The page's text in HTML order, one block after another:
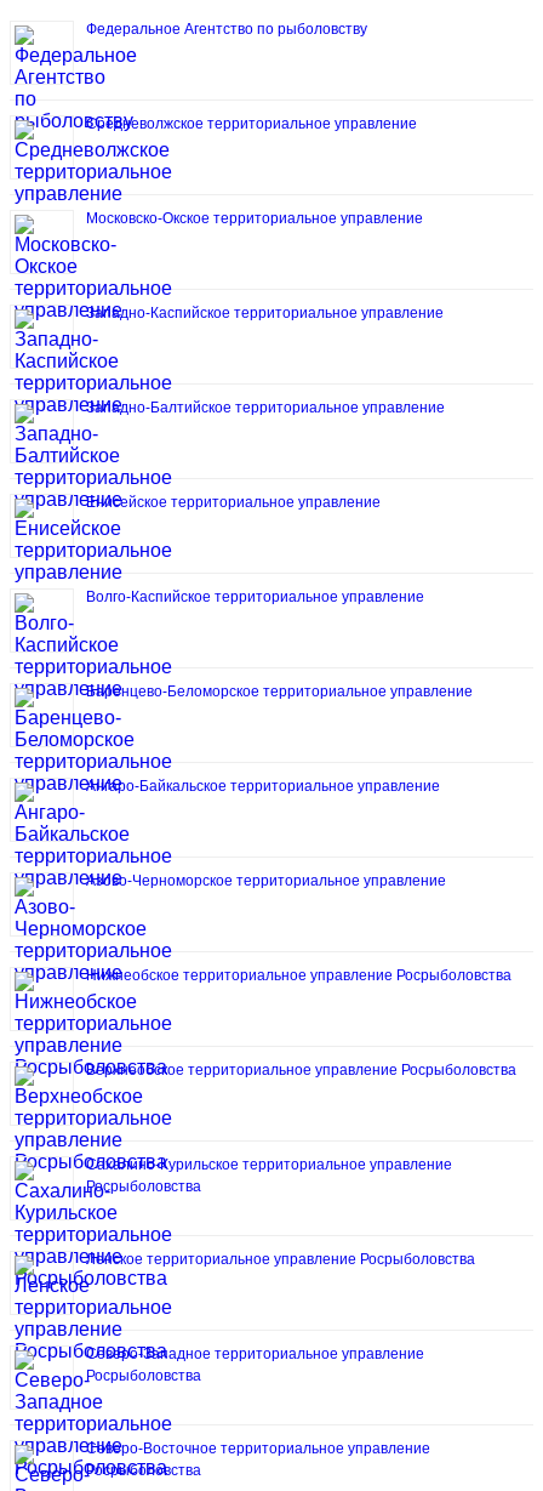
Федеральное Агентство по рыболовству
Средневолжское территориальное управление
Московско-Окское территориальное управление
Западно-Каспийское территориальное управление
Западно-Балтийское территориальное управление
Енисейское территориальное управление
Волго-Каспийское территориальное управление
Баренцево-Беломорское территориальное управление
Ангаро-Байкальское территориальное управление
Азово-Черноморское территориальное управление
Нижнеобское территориальное управление Росрыболовства
Верхнеобское территориальное управление Росрыболовства
Сахалино-Курильское территориальное управление
Росрыболовства
Ленское территориальное управление Росрыболовства
Северо-Западное территориальное управление
Росрыболовства
Северо-Восточное территориальное управление
Росрыболовства